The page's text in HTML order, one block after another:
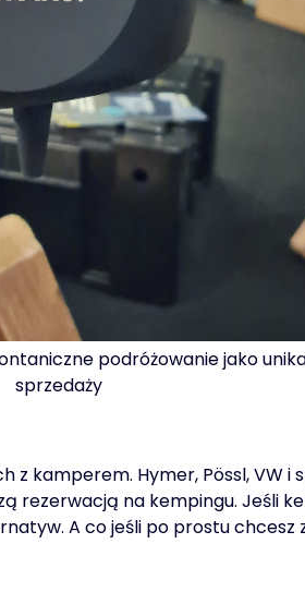
podróżowanie jako
sprzedaży
kamperem. Hymer, Pössl, VW
na kempingu. Jeśli
A co jeśli po prostu